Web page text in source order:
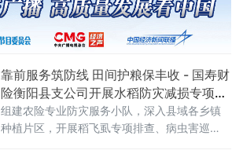
零部件国产化攻关领域取得新突破。据介绍，
8/1250成品机是该公司精品钢丝绳生产的核心
设备，其配套托轮此前长期依赖进口。进口托
引发产线停机，长期制约设备运行效
靠前服务筑防线 田间护粮保丰收 - 国寿财
险衡阳县支公司开展水稻防灾减损专项行
动
组建农险专业防灾服务小队，深入县域各乡镇
种植片区，开展稻飞虱专项排查、病虫害巡